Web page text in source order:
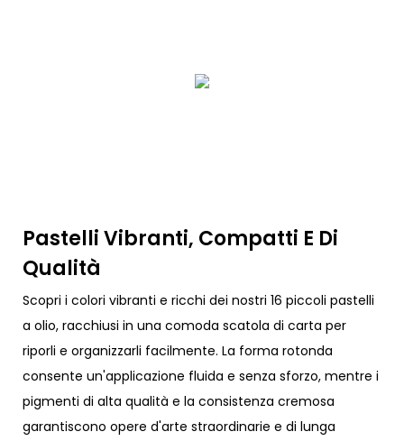
Pastelli Vibranti, Compatti E Di
Qualità
Scopri i colori vibranti e ricchi dei nostri 16 piccoli pastelli
a olio, racchiusi in una comoda scatola di carta per
riporli e organizzarli facilmente. La forma rotonda
consente un'applicazione fluida e senza sforzo, mentre i
pigmenti di alta qualità e la consistenza cremosa
garantiscono opere d'arte straordinarie e di lunga